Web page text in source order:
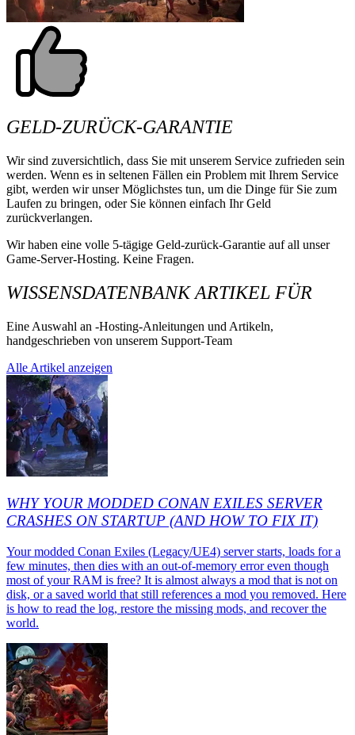
GELD-ZURÜCK-GARANTIE
Wir sind zuversichtlich, dass Sie mit unserem Service zufrieden sein
werden. Wenn es in seltenen Fällen ein Problem mit Ihrem Service
gibt, werden wir unser Möglichstes tun, um die Dinge für Sie zum
Laufen zu bringen, oder Sie können einfach Ihr Geld
zurückverlangen.
Wir haben eine volle 5-tägige Geld-zurück-Garantie auf all unser
Game-Server-Hosting. Keine Fragen.
WISSENSDATENBANK ARTIKEL FÜR
Eine Auswahl an -Hosting-Anleitungen und Artikeln,
handgeschrieben von unserem Support-Team
Alle Artikel anzeigen
WHY YOUR MODDED CONAN EXILES SERVER
CRASHES ON STARTUP (AND HOW TO FIX IT)
Your modded Conan Exiles (Legacy/UE4) server starts, loads for a
few minutes, then dies with an out-of-memory error even though
most of your RAM is free? It is almost always a mod that is not on
disk, or a saved world that still references a mod you removed. Here
is how to read the log, restore the missing mods, and recover the
world.